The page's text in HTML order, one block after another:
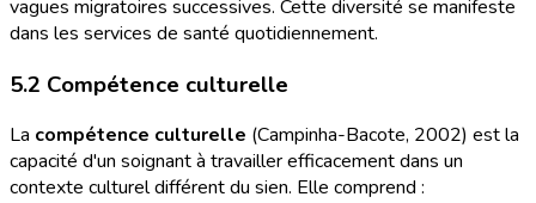
vagues migratoires successives. Cette diversité se manifeste
dans les services de santé quotidiennement.
5.2 Compétence culturelle
La compétence culturelle (Campinha-Bacote, 2002) est la
capacité d'un soignant à travailler efficacement dans un
contexte culturel différent du sien. Elle comprend :